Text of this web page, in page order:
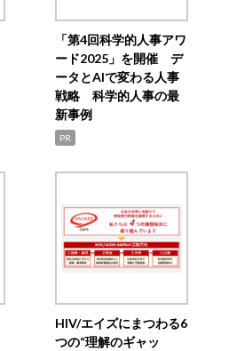
「第4回科学的人事アワ
ード2025」を開催 デ
ータとAIで変わる人事
戦略 科学的人事の最
新事例
PR
HIV/エイズにまつわる6
つの“理解のギャッ